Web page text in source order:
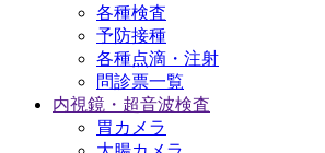
各種検査
予防接種
各種点滴・注射
問診票一覧
内視鏡・超音波検査
胃カメラ